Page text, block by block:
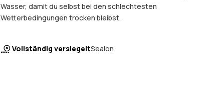
Wasser, damit du selbst bei den schlechtesten
Wetterbedingungen trocken bleibst.
Vollständig versiegeltSealon